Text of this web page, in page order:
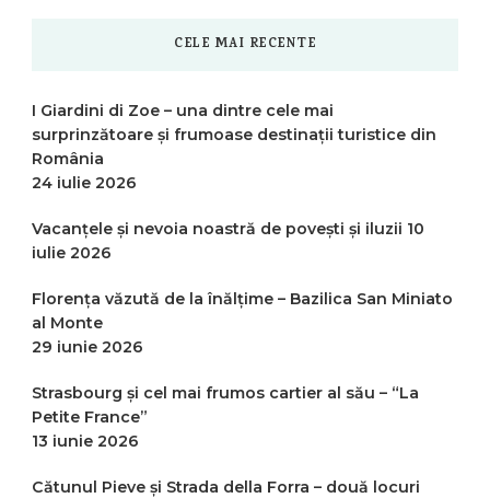
CELE MAI RECENTE
I Giardini di Zoe – una dintre cele mai
surprinzătoare și frumoase destinații turistice din
România
24 iulie 2026
Vacanțele și nevoia noastră de povești și iluzii 10
iulie 2026
Florența văzută de la înălțime – Bazilica San Miniato
al Monte
29 iunie 2026
Strasbourg și cel mai frumos cartier al său – “La
Petite France”
13 iunie 2026
Cătunul Pieve și Strada della Forra – două locuri